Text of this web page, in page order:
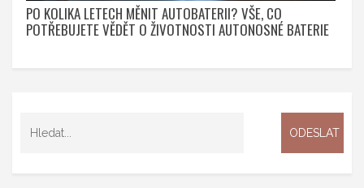
PO KOLIKA LETECH MĚNIT AUTOBATERII? VŠE, CO
POTŘEBUJETE VĚDĚT O ŽIVOTNOSTI AUTONOSNÉ BATERIE